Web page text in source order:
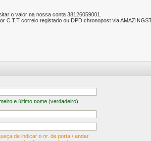
o valor na nossa conta 38126059001.
C.T.T correio registado ou DPD chronopost via
e último nome (verdadeiro)
de indicar o nr. de porta / andar